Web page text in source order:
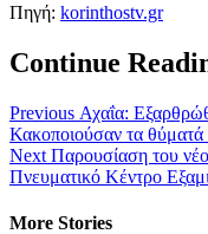
Πηγή: korinthostv.gr
Continue
Previous Αχαΐα:
Κακοποιούσαν τα θύματά
Next Παρουσίαση του
Πνευματικό Κέντρο
More Stories